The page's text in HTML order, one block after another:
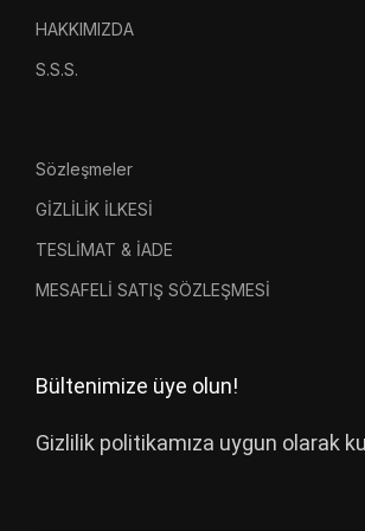
HAKKIMIZDA
S.S.S.
Sözleşmeler
GİZLİLİK İLKESİ
TESLİMAT & İADE
MESAFELİ SATIŞ SÖZLEŞMESİ
Bültenimize üye olun!
Gizlilik politikamıza uygun olarak